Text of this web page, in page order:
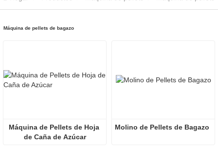
Máquina de pellets de bagazo
Máquina de Pellets de Hoja
de Caña de Azúcar
Molino de Pellets de Bagazo